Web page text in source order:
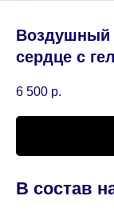
Воздушный
сердце с
6 500 р.
В состав